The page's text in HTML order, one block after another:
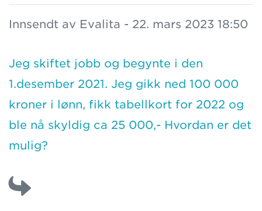
Innsendt av Evalita - 22. mars 2023 18:50
Jeg skiftet jobb og begynte i den
1.desember 2021. Jeg gikk ned 100 000
kroner i lønn, fikk tabellkort for 2022 og
ble nå skyldig ca 25 000,- Hvordan er det
mulig?